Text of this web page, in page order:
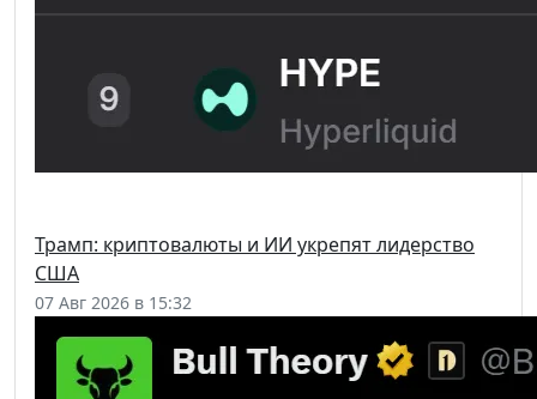
Трамп: криптовалюты и ИИ укрепят лидерство
США
07 Авг 2026 в 15:32